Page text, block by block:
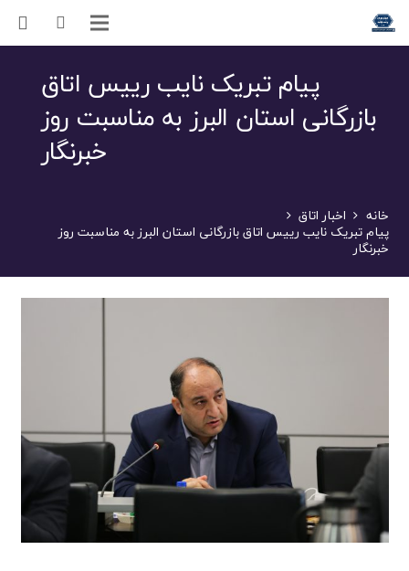
پیام تبریک نایب رییس اتاق
بازرگانی استان البرز به مناسبت روز
خبرنگار
خانه اخبار اتاق
پیام تبریک نایب رییس اتاق بازرگانی استان البرز به مناسبت روز
خبرنگار